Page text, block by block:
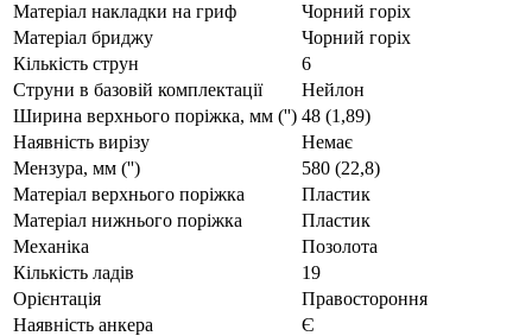
Матеріал накладки на гриф
Чорний горіх
Матеріал бриджу
Чорний горіх
Кількість струн
6
Струни в базовій комплектації
Нейлон
Ширина верхнього поріжка, мм ('') 48 (1,89)
Наявність вирізу
Немає
Мензура, мм ('')
580 (22,8)
Матеріал верхнього поріжка
Пластик
Матеріал нижнього поріжка
Пластик
Механіка
Позолота
Кількість ладів
19
Орієнтація
Правостороння
Наявність анкера
Є